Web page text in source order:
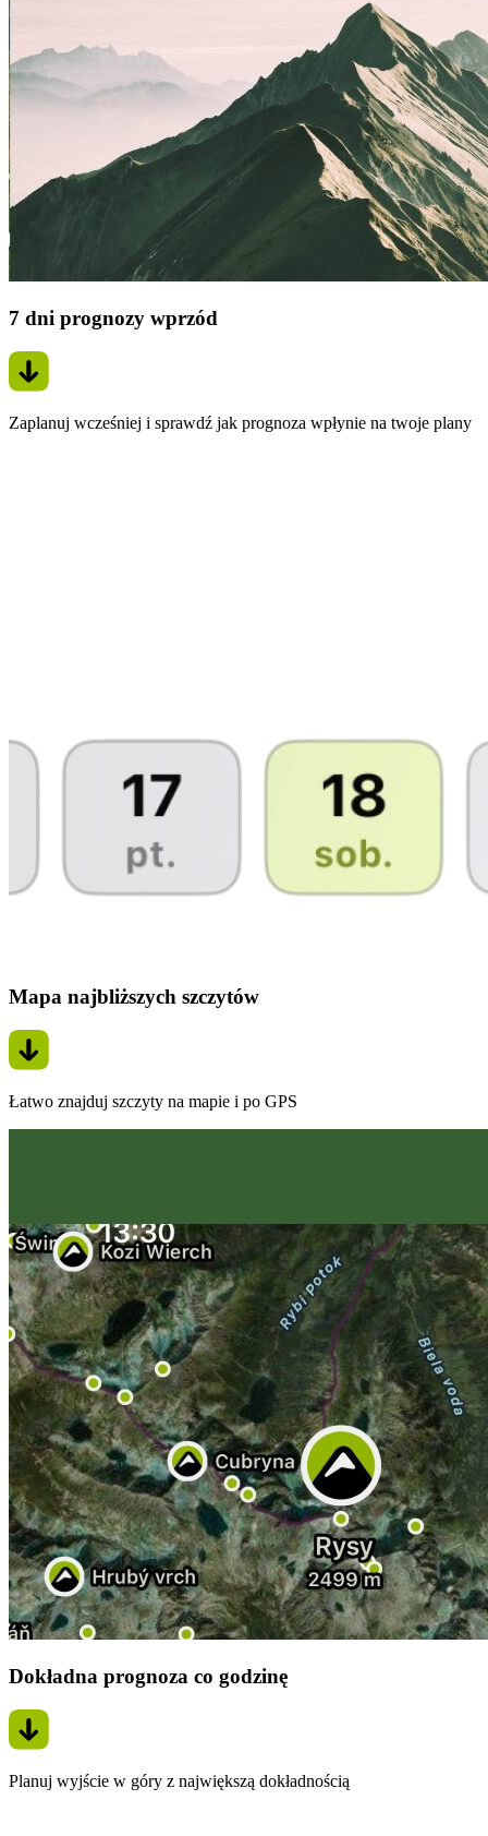
7 dni prognozy wprzód
Zaplanuj wcześniej i sprawdź jak prognoza wpłynie na twoje plany
Mapa najbliższych szczytów
Łatwo znajduj szczyty na mapie i po GPS
Dokładna prognoza co godzinę
Planuj wyjście w góry z największą dokładnością